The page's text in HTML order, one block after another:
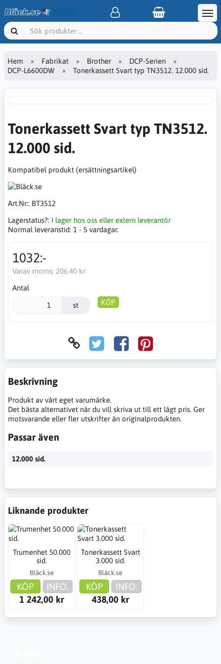
Hem Fabrikat Brother
DCP-Serien
DCP-L6600DW
Tonerkassett Svart typ TN3512. 12.000 sid.
Tonerkassett Svart typ TN3512.
12.000 sid.
Kompatibel produkt (ersättningsartikel)
Art.Nr:: BT3512
Lagerstatus?: I lager hos oss eller extern leverantör
Normal leveranstid: 1 - 5 vardagar.
1032:-
Varav moms: 206,40 kr
Antal
st KÖP
Beskrivning
Produkt av vårt eget varumärke.
Det bästa alternativet när du vill skriva ut till ett lågt pris. Ger
motsvarande eller fler utskrifter än originalprodukten.
Passar även
12.000 sid.
Liknande produkter
Trumenhet 50.000
sid.
Bläck.se
KÖP
INFO.
1 242,00 kr
Tonerkassett Svart
3.000 sid.
Bläck.se
KÖP
INFO.
438,00 kr